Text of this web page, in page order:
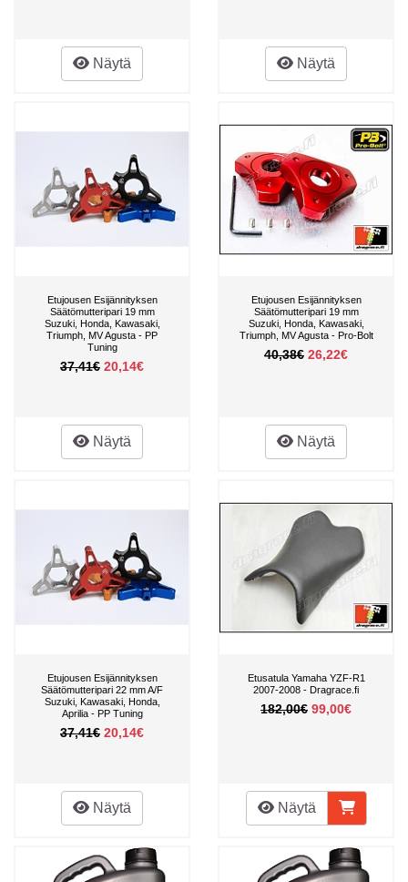
Näytä Näytä
Etujousen Esijännityksen
Säätömutteripari 19 mm
Suzuki, Honda, Kawasaki,
Triumph, MV Agusta - PP
Tuning
37,41€ 20,14€
Näytä
Etujousen Esijännityksen
Säätömutteripari 19 mm
Suzuki, Honda, Kawasaki,
Triumph, MV Agusta - Pro-Bolt
40,38€ 26,22€
Näytä
Etujousen Esijännityksen
Säätömutteripari 22 mm A/F
Suzuki, Kawasaki, Honda,
Aprilia - PP Tuning
37,41€ 20,14€
Näytä
Etusatula Yamaha YZF-R1
2007-2008 - Dragrace.fi
182,00€ 99,00€
Näytä